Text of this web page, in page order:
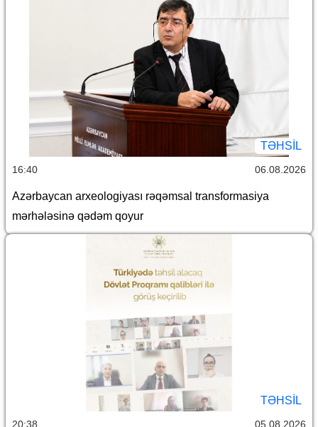
TƏHSIL
16:40 06.08.2026
Azərbaycan arxeologiyası rəqəmsal transformasiya
mərhələsinə qədəm qoyur
TƏHSIL
20:38 05.08.2026